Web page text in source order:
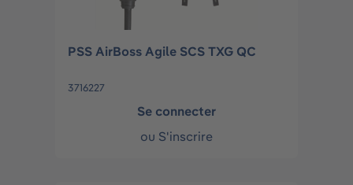
PSS AirBoss Agile SCS TXG QC
3716227
Se connecter
ou S'inscrire